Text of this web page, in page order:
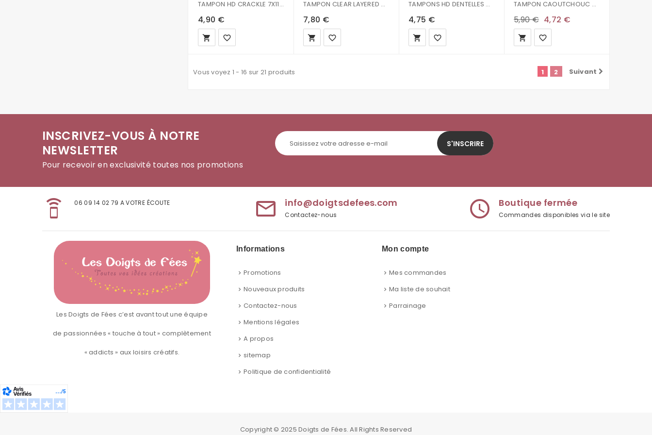
TAMPON HD CRACKLE 7X11CM WTKCC183
4,90 €
local_grocery_store favorite_border
TAMPON CLEAR LAYERED COLAGE
7,80 €
local_grocery_store favorite_border
TAMPONS HD DENTELLES 4X18
4,75 €
local_grocery_store favorite_border
TAMPON CAOUTCHOUC HD - FOND POIS 10X10
5,90 € 4,72 €
local_grocery_store favorite_border
1 2 Suivant
Vous voyez 1 - 16 sur 21 produits
INSCRIVEZ-VOUS À NOTRE
NEWSLETTER
Pour recevoir en exclusivité toutes nos promotions
S'INSCRIRE
speaker_phone 06 09 14 02 79 A VOTRE ÉCOUTE mail_outline info@doigtsdefees.com
Contactez-nous access_time Boutique fermée
Commandes disponibles via le site
Les Doigts de Fées c’est avant tout une équipe
de passionnées « touche à tout » complètement
« addicts » aux loisirs créatifs.
Informations
Promotions
Nouveaux produits
Contactez-nous
Mentions légales
A propos
sitemap
Politique de confidentialité
Mon compte
Mes commandes
Ma liste de souhait
Parrainage
Copyright © 2025Doigts de Fées. All Rights Reserved